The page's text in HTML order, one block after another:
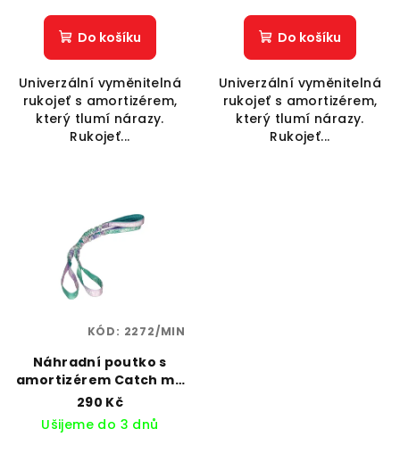
Do košíku
Univerzální vyměnitelná
rukojeť s amortizérem,
který tlumí nárazy.
Rukojeť...
Do košíku
Univerzální vyměnitelná
rukojeť s amortizérem,
který tlumí nárazy.
Rukojeť...
Náhradní poutko s
amortizérem Catch me
If you can
290 Kč
Ušijeme do 3 dnů
KÓD: 2272/MIN